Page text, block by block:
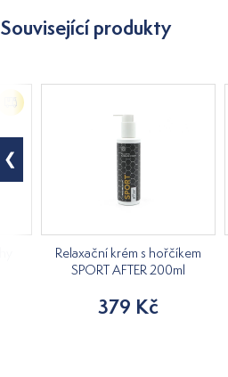
Související produkty
Relaxační krém s hořčíkem
SPORT AFTER 200ml
379 Kč